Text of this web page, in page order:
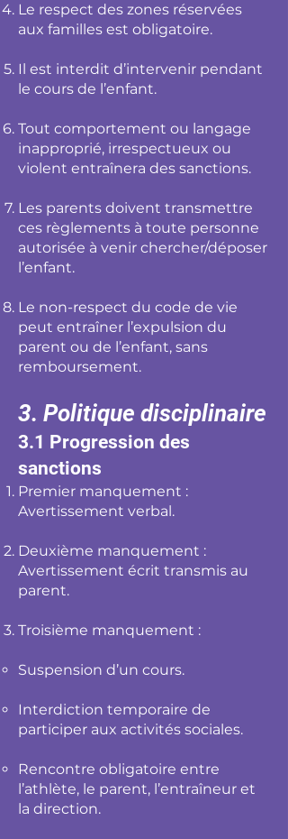
Le respect des zones réservées
aux familles est obligatoire.
Il est interdit d’intervenir pendant
le cours de l’enfant.
Tout comportement ou langage
inapproprié, irrespectueux ou
violent entraînera des sanctions.
Les parents doivent transmettre
ces règlements à toute personne
autorisée à venir chercher/déposer
l’enfant.
Le non-respect du code de vie
peut entraîner l’expulsion du
parent ou de l’enfant, sans
remboursement.
3. Politique disciplinaire
3.1 Progression des
sanctions
Premier manquement :
Avertissement verbal.
Deuxième manquement :
Avertissement écrit transmis au
parent.
Troisième manquement :
Suspension d’un cours.
Interdiction temporaire de
participer aux activités sociales.
Rencontre obligatoire entre
l’athlète, le parent, l’entraîneur et
la direction.